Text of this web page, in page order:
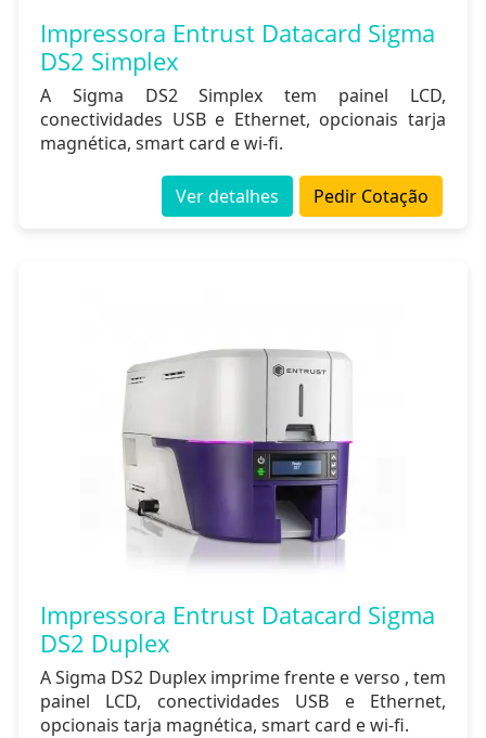
Impressora Entrust Datacard Sigma
DS2 Simplex
A Sigma DS2 Simplex tem painel LCD,
conectividades USB e Ethernet, opcionais tarja
magnética, smart card e wi-fi.
Pedir Cotação
Ver detalhes
Impressora Entrust Datacard Sigma
DS2 Duplex
A Sigma DS2 Duplex imprime frente e verso , tem
painel LCD, conectividades USB e Ethernet,
opcionais tarja magnética, smart card e wi-fi.